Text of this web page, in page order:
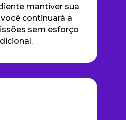
mantiver sua
continuará a
sem esforço